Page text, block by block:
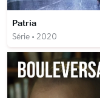
Patria
Série • 2020